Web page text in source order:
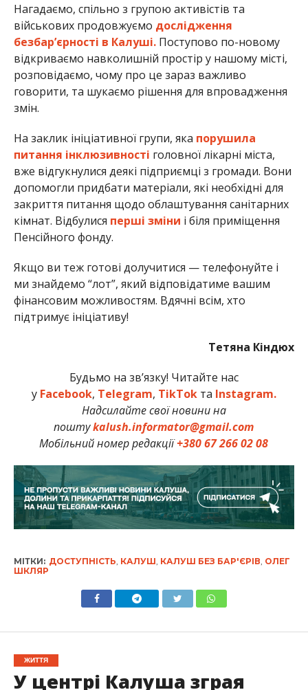
Нагадаємо, спільно з групою активістів та
військових продовжуємо дослідження
безбар’єрності в Калуші.Поступово по-новому
відкриваємо навколишній простір у нашому місті,
розповідаємо, чому про це зараз важливо
говорити, та шукаємо рішення для впровадження
змін.
На заклик ініціативної групи, яка порушила
питання інклюзивності головної лікарні міста,
вже відгукнулися деякі підприємці з громади. Вони
допомогли придбати матеріали, які необхідні для
закриття питання щодо облаштування санітарних
кімнат. Відбулися перші зміни і біля приміщення
Пенсійного фонду.
Якщо ви теж готові долучитися — телефонуйте і
ми знайдемо “лот”, який відповідатиме вашим
фінансовим можливостям. Вдячні всім, хто
підтримує ініціативу!
Тетяна Кіндюх
Будьмо на зв’язку! Читайте нас
у Facebook, Telegram, TikTokта Instagram.
Надсилайте свої новини на
поштуkalush.informator@gmail.com
Мобільний номер редакції+380 67 266 02 08
МІТКИ: ДОСТУПНІСТЬ, КАЛУШ, КАЛУШ БЕЗ БАР'ЄРІВ, ОЛЕГ
ШКЛЯР
ЖИТТЯ
У центрі Калуша зграя